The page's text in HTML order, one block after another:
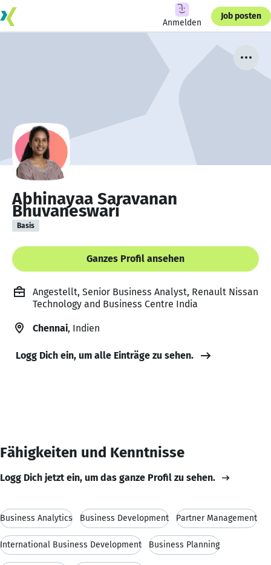
Anmelden
Job posten
Abhinayaa Saravanan
Bhuvaneswari
Basis
Ganzes Profil ansehen
Angestellt, Senior Business Analyst, Renault Nissan
Technology and Business Centre India
Chennai, Indien
Logg Dich ein, um alle Einträge zu sehen.
Fähigkeiten und Kenntnisse
Logg Dich jetzt ein, um das ganze Profil zu sehen.
Business Analytics Business Development Partner Management
International Business Development Business Planning